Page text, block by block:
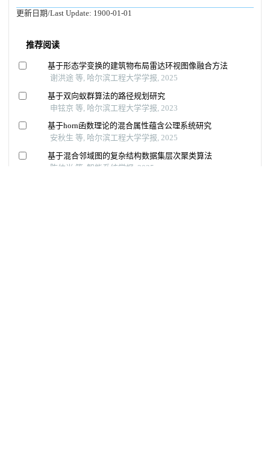
更新日期/Last Update: 1900-01-01